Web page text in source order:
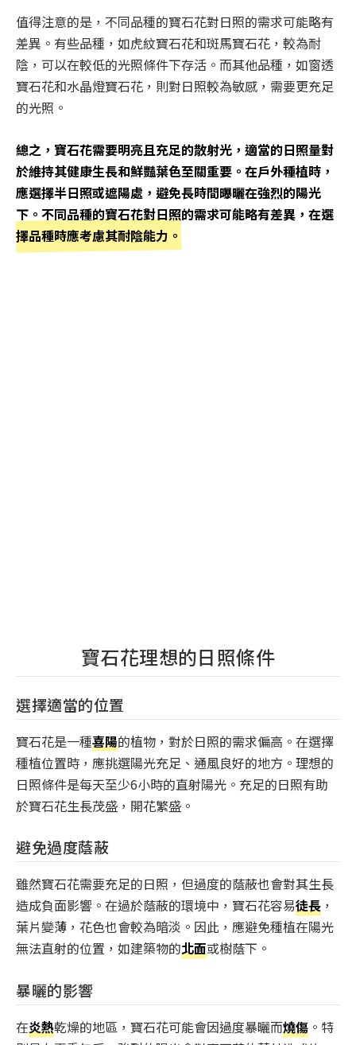
值得注意的是，不同品種的寶石花對日照的需求可能略有
差異。有些品種，如虎紋寶石花和斑馬寶石花，較為耐
陰，可以在較低的光照條件下存活。而其他品種，如窗透
寶石花和水晶燈寶石花，則對日照較為敏感，需要更充足
的光照。
總之，寶石花需要明亮且充足的散射光，適當的日照量對
於維持其健康生長和鮮豔葉色至關重要。在戶外種植時，
應選擇半日照或遮陽處，避免長時間曝曬在強烈的陽光
下。不同品種的寶石花對日照的需求可能略有差異，在選
擇品種時應考慮其耐陰能力。
寶石花理想的日照條件
選擇適當的位置
寶石花是一種喜陽的植物，對於日照的需求偏高。在選擇
種植位置時，應挑選陽光充足、通風良好的地方。理想的
日照條件是每天至少6小時的直射陽光。充足的日照有助
於寶石花生長茂盛，開花繁盛。
避免過度蔭蔽
雖然寶石花需要充足的日照，但過度的蔭蔽也會對其生長
造成負面影響。在過於蔭蔽的環境中，寶石花容易徒長 ，
葉片變薄，花色也會較為暗淡。因此，應避免種植在陽光
無法直射的位置，如建築物的北面或樹蔭下。
暴曬的影響
在炎熱乾燥的地區，寶石花可能會因過度暴曬而燒傷 。特